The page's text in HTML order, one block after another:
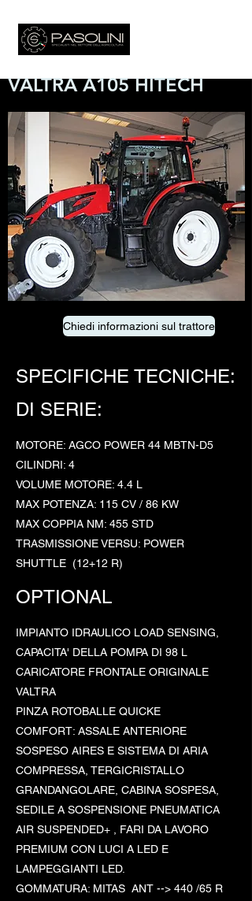
VALTRA A105 HITECH
Chiedi informazioni sul trattore
SPECIFICHE TECNICHE:
DI SERIE:
MOTORE: AGCO POWER 44 MBTN-D5
CILINDRI: 4
VOLUME MOTORE: 4.4 L
MAX POTENZA: 115 CV / 86 KW
MAX COPPIA NM: 455 STD
TRASMISSIONE VERSU: POWER
SHUTTLE (12+12 R)
OPTIONAL
IMPIANTO IDRAULICO LOAD SENSING,
CAPACITA' DELLA POMPA DI 98 L
CARICATORE FRONTALE ORIGINALE
VALTRA
PINZA ROTOBALLE QUICKE
COMFORT: ASSALE ANTERIORE
SOSPESO AIRES E SISTEMA DI ARIA
COMPRESSA, TERGICRISTALLO
GRANDANGOLARE, CABINA SOSPESA,
SEDILE A SOSPENSIONE PNEUMATICA
AIR SUSPENDED+ , FARI DA LAVORO
PREMIUM CON LUCI A LED E
LAMPEGGIANTI LED.
GOMMATURA: MITAS ANT --> 440 /65 R